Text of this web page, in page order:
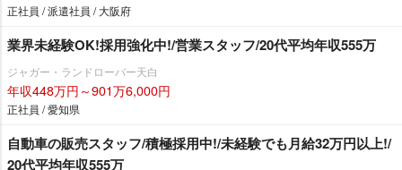
正社員 / 派遣社員 / 大阪府
業界未経験OK!採用強化中!/営業スタッフ/20代平均年収555万
ジャガー・ランドローバー天白
年収448万円～901万6,000円
正社員 / 愛知県
自動車の販売スタッフ/積極採用中!/未経験でも月給32万円以上!/
20代平均年収555万